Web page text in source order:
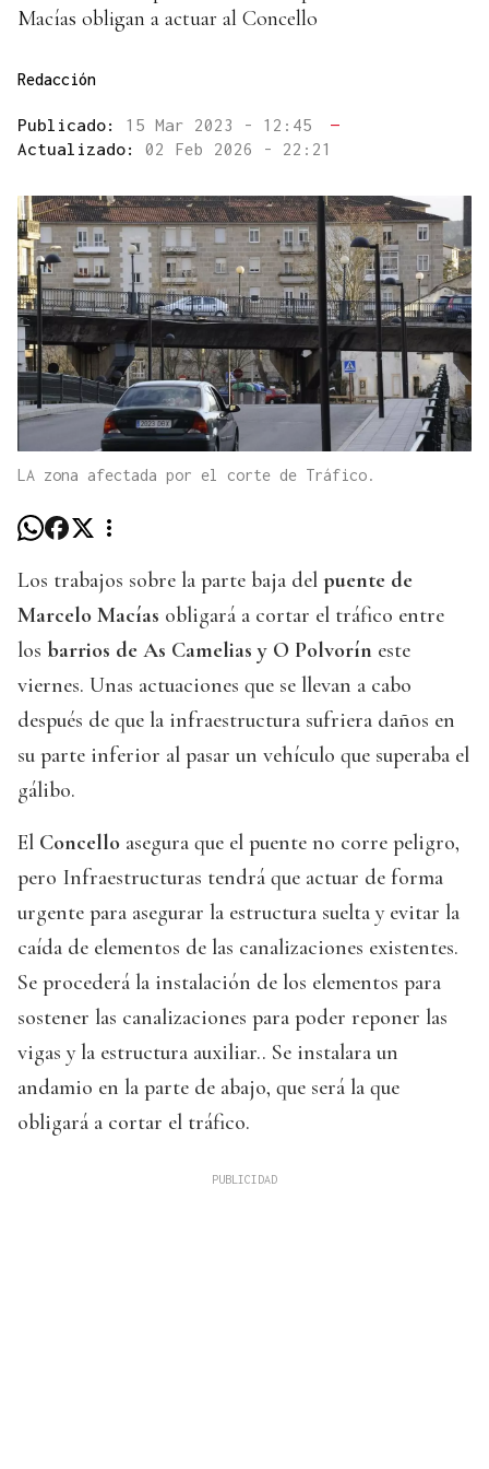
Macías obligan a actuar al Concello
Redacción
Publicado: 15 Mar 2023 - 12:45
—
Actualizado: 02 Feb 2026 - 22:21
LA zona afectada por el corte de Tráfico.
Los trabajos sobre la parte baja del puente de
Marcelo Macías obligará a cortar el tráfico entre
los barrios de As Camelias y O Polvorín este
viernes. Unas actuaciones que se llevan a cabo
después de que la infraestructura sufriera daños en
su parte inferior al pasar un vehículo que superaba el
gálibo.
El Concello asegura que el puente no corre peligro,
pero Infraestructuras tendrá que actuar de forma
urgente para asegurar la estructura suelta y evitar la
caída de elementos de las canalizaciones existentes.
Se procederá la instalación de los elementos para
sostener las canalizaciones para poder reponer las
vigas y la estructura auxiliar.. Se instalara un
andamio en la parte de abajo, que será la que
obligará a cortar el tráfico.